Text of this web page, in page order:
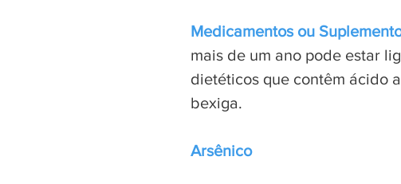
Medicamentos ou
mais de um ano pode estar
dietéticos que contêm ácido
bexiga.
Arsênico